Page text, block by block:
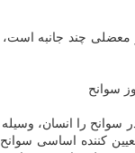
معضلی چند جانبه
سوانح
را انسان، وسیله
كننده اساسی